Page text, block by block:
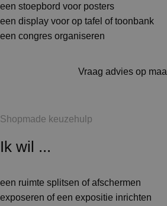
een stoepbord voor posters
een display voor op tafel of toonbank
een congres organiseren
Vraag advies op
Shopmade keuzehulp
Ik wil ...
een ruimte splitsen of afschermen
exposeren of een expositie inrichten